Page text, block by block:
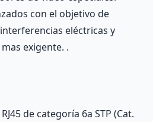
con el objetivo de
eléctricas y
exigente. .
de categoría 6a STP (Cat.